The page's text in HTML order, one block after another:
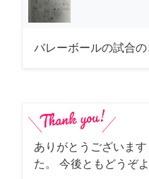
バレーボールの試合の
ありがとうございま
た。 今後ともどうぞ